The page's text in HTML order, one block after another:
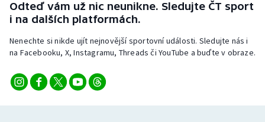
Odteď vám už nic neunikne. Sledujte ČT sport
i na dalších platformách.
Nenechte si nikde ujít nejnovější sportovní události. Sledujte nás i
na Facebooku, X, Instagramu, Threads či YouTube a buďte v obraze.